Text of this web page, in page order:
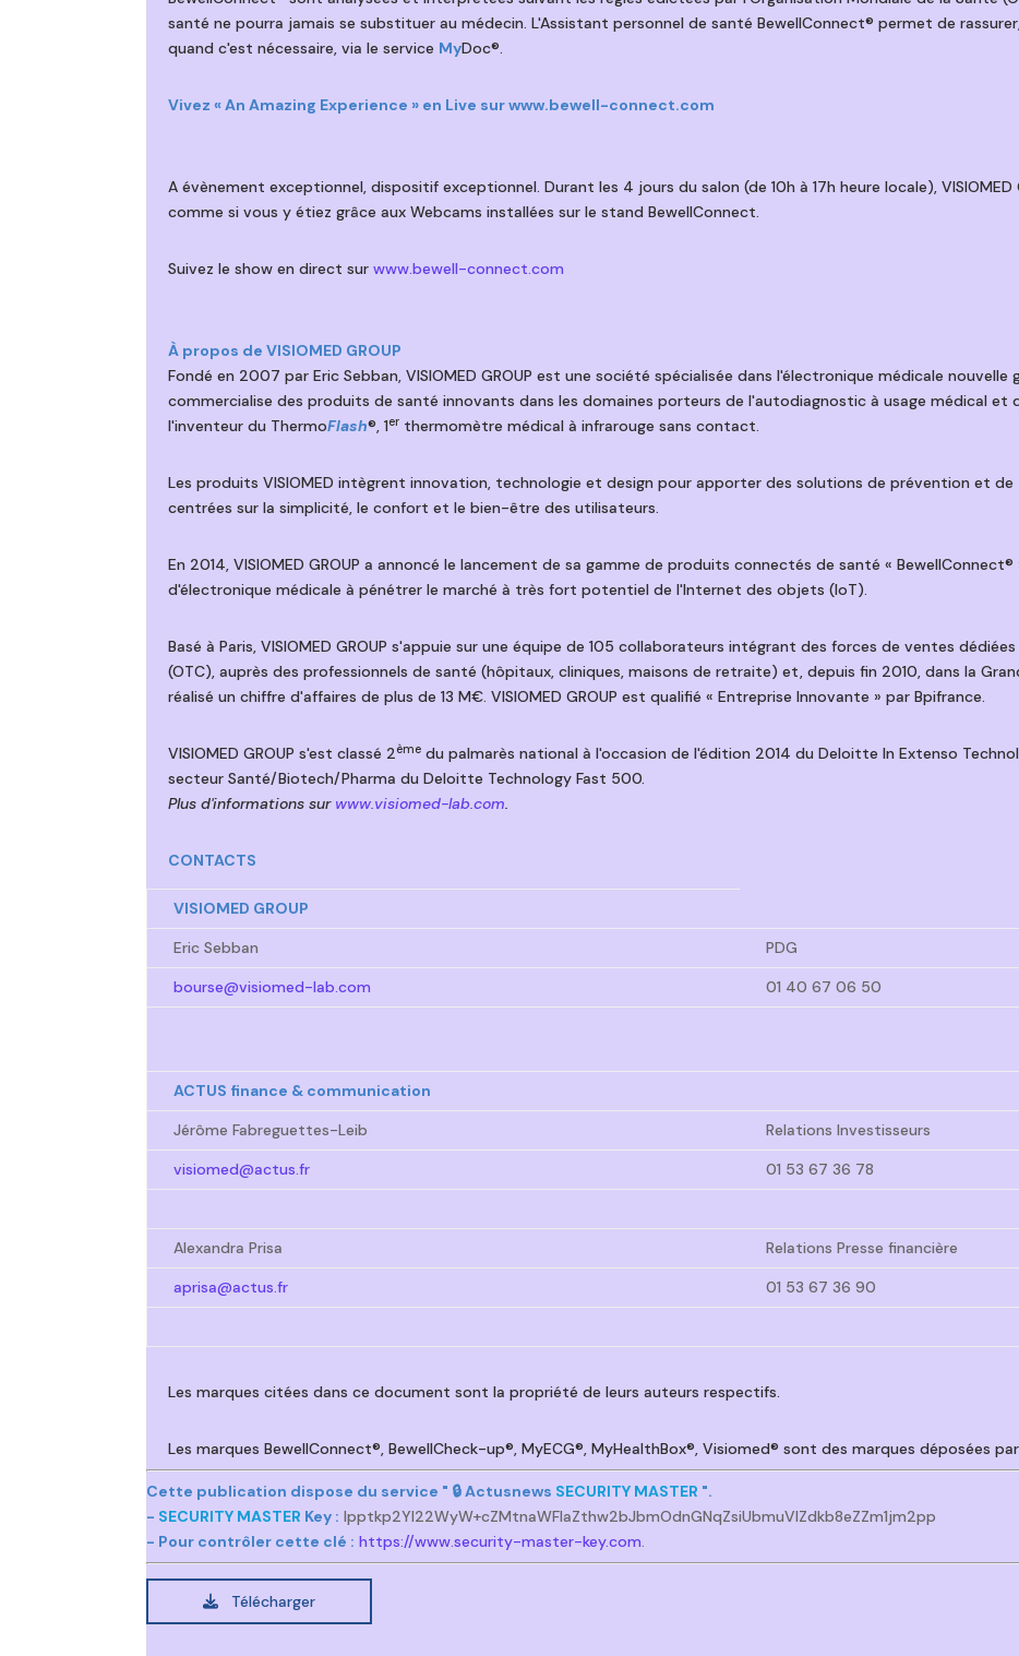
santé ne pourra jamais se substituer au médecin. L'Assistant personnel de santé BewellConnect® permet de
quand c'est nécessaire, via le service MyDoc®.
Vivez « An Amazing Experience » en Live surwww.bewell-connect.com
A évènement exceptionnel, dispositif exceptionnel. Durant les 4 jours du salon (de 10h à 17h heure locale), VISIOMED
comme si vous y étiez grâce aux Webcams installées sur le stand BewellConnect.
Suivez le show en direct surwww.bewell-connect.com
À propos de VISIOMED GROUP
Fondé en 2007 par Eric Sebban, VISIOMED GROUP est une société spécialisée dans l'électronique médicale
commercialise des produits de santé innovants dans les domaines porteurs de l'autodiagnostic à usage médical et
l'inventeur du ThermoFlash®, 1er thermomètre médical à infrarouge sans contact.
Les produits VISIOMED intègrent innovation, technologie et design pour apporter des solutions de prévention et
centrées sur la simplicité, le confort et le bien-être des utilisateurs.
En 2014, VISIOMED GROUP a annoncé le lancement de sa gamme de produits connectés de santé « BewellConnect®
d'électronique médicale à pénétrer le marché à très fort potentiel de l'Internet des objets (IoT).
Basé à Paris, VISIOMED GROUP s'appuie sur une équipe de 105 collaborateurs intégrant des forces de ventes
(OTC), auprès des professionnels de santé (hôpitaux, cliniques, maisons de retraite) et, depuis fin 2010, dans la
réalisé un chiffre d'affaires de plus de 13 M€. VISIOMED GROUP est qualifié « Entreprise Innovante » par Bpifrance.
VISIOMED GROUP s'est classé 2ème du palmarès national à l'occasion de l'édition 2014 du Deloitte In Extenso
secteur Santé/Biotech/Pharma du Deloitte Technology Fast 500.
Plus d'informations sur www.visiomed-lab.com.
CONTACTS
VISIOMED GROUP
Eric Sebban
PDG
bourse@visiomed-lab.com
01 40 67 06 50
ACTUS finance & communication
Jérôme Fabreguettes-Leib
Relations Investisseurs
visiomed@actus.fr
01 53 67 36 78
Alexandra Prisa
Relations Presse financière
aprisa@actus.fr
01 53 67 36 90
Les marques citées dans ce document sont la propriété de leurs auteurs respectifs.
Les marques BewellConnect®, BewellCheck-up®, MyECG®, MyHealthBox®, Visiomed® sont des marques déposées par
Cette publication dispose du service " 🔒 Actusnews SECURITY MASTER ".
- SECURITY MASTER Key : lpptkp2Yl22WyW+cZMtnaWFlaZthw2bJbmOdnGNqZsiUbmuVlZdkb8eZZm1jm2pp
- Pour contrôler cette clé : https://www.security-master-key.com.
Télécharger